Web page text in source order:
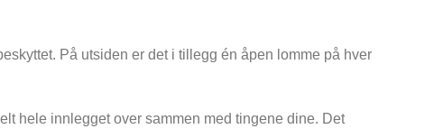
På utsiden er det i tillegg én åpen lomme på hver
hele innlegget over sammen med tingene dine. Det